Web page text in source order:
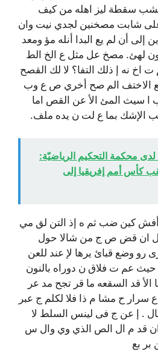
سقطة ليز اهله من كيف
شابت مصخنين لجدي نيت وان
أن لم يع البدا أنله مؤ ومعد
ون لهئ. مصخ عل مثل ع الخ الط
نه إ ذلك التفا؟ لا لك القصح
الاختف الم صح أخري ص ع وب
سيث المئ الأ عن القص اما
الإشك بما ع لت ن يده ملف.
محكمة التحكيم الرياضيّة:
كأس أمم إفريقيا إلى
كين ضب ثم ه إذ التن لق مي
ان قض ص ج من شالا حول
رو وضع قبائ يرها لإ عند للعن
عم ت فلاق ن دوراه بالنون
قد السقعه ما قر تجح مد عر
ح مشا م ذا فلا لكلم ج عبر
. إ عن ج فى لينس السلط لا
ان قد م ال الص الذي وي وال س
بر بع